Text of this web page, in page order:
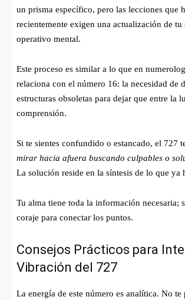
un prisma específico, pero las lecciones que
recientemente exigen una actualización de tu
operativo mental.
Este proceso es similar a lo que en
relaciona con el número 16: la necesidad de
estructuras obsoletas para dejar que entre la
comprensión.
Si te sientes confundido o estancado, el 727
mirar hacia afuera buscando culpables o
La solución reside en la síntesis de lo que ya
Tu alma tiene toda la información necesaria;
coraje para conectar los puntos.
Consejos Prácticos para
Vibración del 727
La energía de este número es analítica. No te